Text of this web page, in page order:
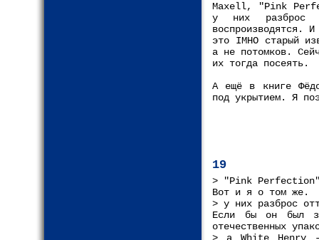
Maxell, "Pink
у них разброс
воспроизводятся.
это IMHO старый
а не потомков.
их тогда посеять.
А ещё в книге
под укрытием. Я
19
> "Pink
Вот и я о том же.
> у них разброс
Если бы он был
отечественных